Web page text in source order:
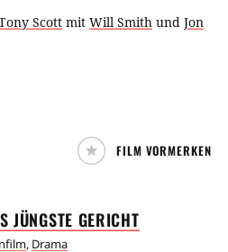
Scott mit Will Smith und Jon
FILM VORMERKEN
JÜNGSTE GERICHT
, Drama